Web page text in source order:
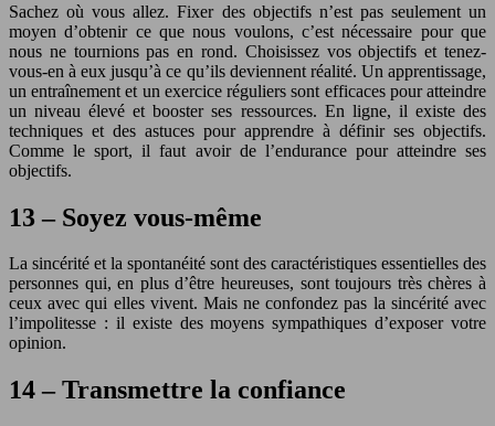
Sachez où vous allez. Fixer des objectifs n’est pas seulement un
moyen d’obtenir ce que nous voulons, c’est nécessaire pour que
nous ne tournions pas en rond. Choisissez vos objectifs et tenez-
vous-en à eux jusqu’à ce qu’ils deviennent réalité. Un apprentissage,
un entraînement et un exercice réguliers sont efficaces pour atteindre
un niveau élevé et booster ses ressources. En ligne, il existe des
techniques et des astuces pour apprendre à définir ses objectifs.
Comme le sport, il faut avoir de l’endurance pour atteindre ses
objectifs.
13 – Soyez vous-même
La sincérité et la spontanéité sont des caractéristiques essentielles des
personnes qui, en plus d’être heureuses, sont toujours très chères à
ceux avec qui elles vivent. Mais ne confondez pas la sincérité avec
l’impolitesse : il existe des moyens sympathiques d’exposer votre
opinion.
14 – Transmettre la confiance